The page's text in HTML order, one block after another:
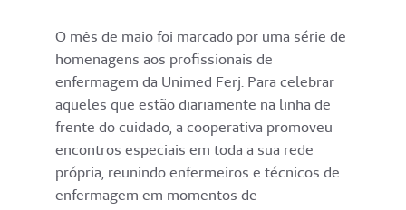
O mês de maio foi marcado por uma série de
homenagens aos profissionais de
enfermagem da Unimed Ferj. Para celebrar
aqueles que estão diariamente na linha de
frente do cuidado, a cooperativa promoveu
encontros especiais em toda a sua rede
própria, reunindo enfermeiros e técnicos de
enfermagem em momentos de